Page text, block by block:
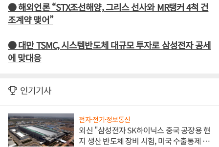
● 해외언론 “STX조선해양, 그리스 선사와 MR탱커 4척 건
조계약 맺어”
● 대만 TSMC, 시스템반도체 대규모 투자로 삼성전자 공세
에 맞대응
인기기사
전자·전기·정보통신
외신 "삼성전자 SK하이닉스 중국 공장용 현
지 생산 반도체 장비 시험, 미국 수출통제 대